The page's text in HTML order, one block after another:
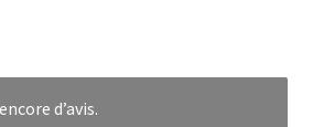
d’avis.